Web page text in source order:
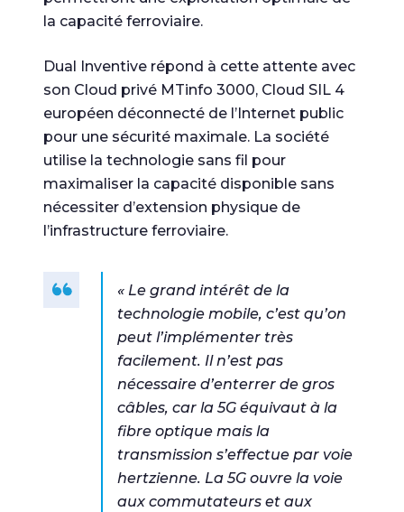
la capacité ferroviaire.
Dual Inventive répond à cette attente avec
son Cloud privé MTinfo 3000, Cloud SIL 4
européen déconnecté de l’Internet public
pour une sécurité maximale. La société
utilise la technologie sans fil pour
maximaliser la capacité disponible sans
nécessiter d’extension physique de
l’infrastructure ferroviaire.
« Le grand intérêt de la
technologie mobile, c’est qu’on
peut l’implémenter très
facilement. Il n’est pas
nécessaire d’enterrer de gros
câbles, car la 5G équivaut à la
fibre optique mais la
transmission s’effectue par voie
hertzienne. La 5G ouvre la voie
aux commutateurs et aux